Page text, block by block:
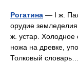
Рогатина — I ж.
орудие
ж. устар. Холодное
ножа на древке,
Толковый